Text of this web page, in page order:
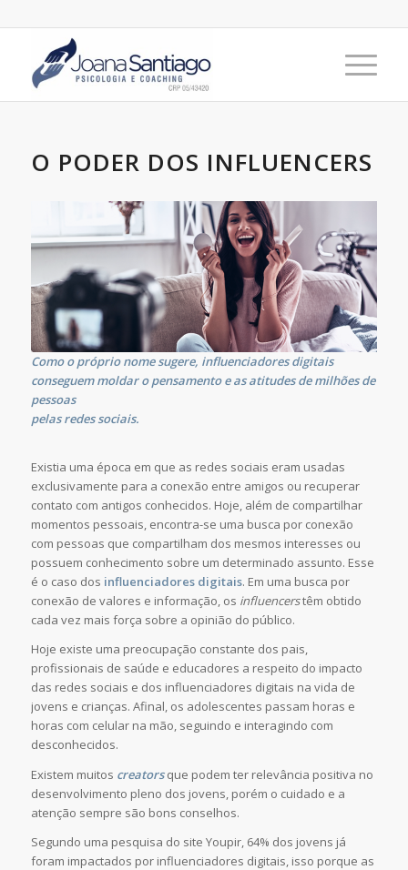
O PODER DOS INFLUENCERS
Como o próprio nome sugere, influenciadores digitais
conseguem moldar o pensamento e as atitudes de milhões de
pessoas
pelas redes sociais.
Existia uma época em que as redes sociais eram usadas
exclusivamente para a conexão entre amigos ou recuperar
contato com antigos conhecidos. Hoje, além de compartilhar
momentos pessoais, encontra-se uma busca por conexão
com pessoas que compartilham dos mesmos interesses ou
possuem conhecimento sobre um determinado assunto. Esse
é o caso dos influenciadores digitais. Em uma busca por
conexão de valores e informação, os influencerstêm obtido
cada vez mais força sobre a opinião do público.
Hoje existe uma preocupação constante dos pais,
profissionais de saúde e educadores a respeito do impacto
das redes sociais e dos influenciadores digitais na vida de
jovens e crianças. Afinal, os adolescentes passam horas e
horas com celular na mão, seguindo e interagindo com
desconhecidos.
Existem muitos creatorsque podem ter relevância positiva no
desenvolvimento pleno dos jovens, porém o cuidado e a
atenção sempre são bons conselhos.
Segundo uma pesquisa do site Youpir, 64% dos jovens já
foram impactados por influenciadores digitais, isso porque as